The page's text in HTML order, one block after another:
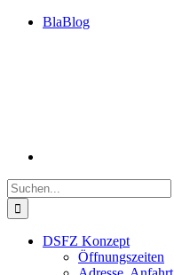
BlaBlog
Suche
nach:
DSFZ Konzept
Öffnungszeiten